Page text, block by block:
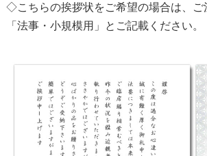
◇こちらの挨拶状をご希望の場合は、ご
「法事・小規模用」とご記載ください。